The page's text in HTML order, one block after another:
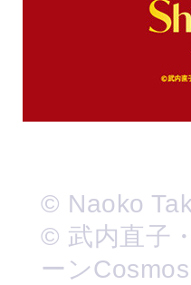
© Naoko
© 武内直子
ーン